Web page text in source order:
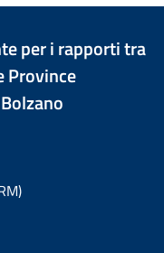
per i rapporti tra
Province